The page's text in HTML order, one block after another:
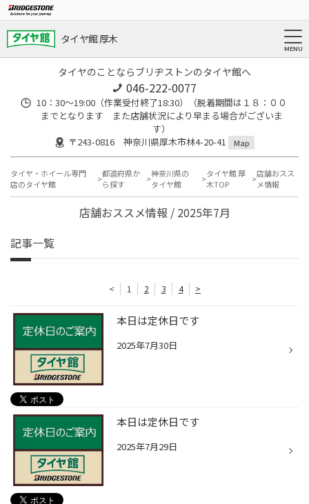
タイヤ館 厚木
タイヤのことならブリヂストンのタイヤ館へ
046-222-0077
10：30～19:00（作業受付終了18:30）（脱着期間は１８：００
までとなります また店舗状況により早まる場合がございま
す）
〒243-0816 神奈川県厚木市林4-20-41
Map
タイヤ・ホイール専門
店のタイヤ館
都道府県か
ら探す
神奈川県の
タイヤ館
タイヤ館 厚
木TOP
店舗おスス
メ情報
店舗おススメ情報 / 2025年7月
記事一覧
< 1 2 3 4 >
本日は定休日です
2025年7月30日
本日は定休日です
2025年7月29日